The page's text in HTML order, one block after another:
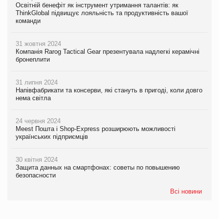
Освітній бенефіт як інструмент утримання талантів: як
ThinkGlobal підвищує лояльність та продуктивність вашої
команди
31 жовтня 2024
Компанія Rarog Tactical Gear презентувала надлегкі керамічні
бронеплити
31 липня 2024
Напівфабрикати та консерви, які стануть в пригоді, коли довго
нема світла
24 червня 2024
Meest Пошта і Shop-Express розширюють можливості
українських підприємців
30 квітня 2024
Защита данных на смартфонах: советы по повышению
безопасности
Всі новини